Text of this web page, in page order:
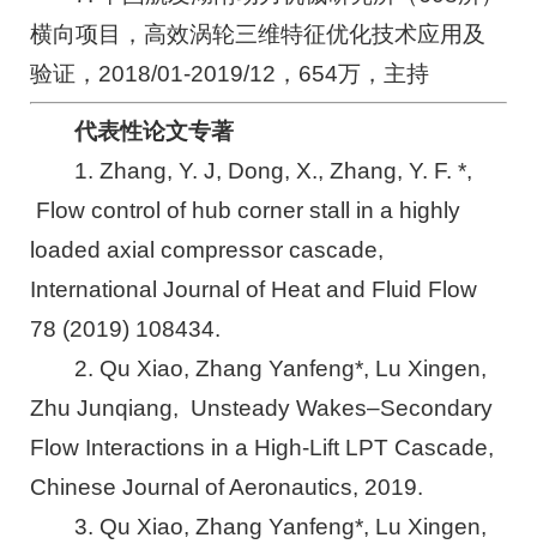
横向项目，高效涡轮三维特征优化技术应用及
验证，2018/01-2019/12，654万，主持
代表性论文专著
1. Zhang, Y. J, Dong, X., Zhang, Y. F. *,
Flow control of hub corner stall in a highly
loaded axial compressor cascade,
International Journal of Heat and Fluid Flow
78 (2019) 108434.
2. Qu Xiao, Zhang Yanfeng*, Lu Xingen,
Zhu Junqiang, Unsteady Wakes–Secondary
Flow Interactions in a High-Lift LPT Cascade,
Chinese Journal of Aeronautics, 2019.
3. Qu Xiao, Zhang Yanfeng*, Lu Xingen,